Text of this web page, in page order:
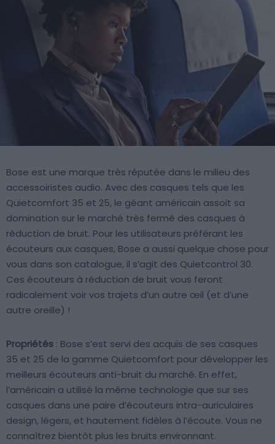
Bose est une marque très réputée dans le milieu des
accessoiristes audio. Avec des casques tels que les
Quietcomfort 35 et 25, le géant américain assoit sa
domination sur le marché très fermé des casques à
réduction de bruit. Pour les utilisateurs préférant les
écouteurs aux casques, Bose a aussi quelque chose pour
vous dans son catalogue, il s’agit des Quietcontrol 30.
Ces écouteurs à réduction de bruit vous feront
radicalement voir vos trajets d’un autre œil (et d’une
autre oreille) !
Propriétés : Bose s’est servi des acquis de ses casques
35 et 25 de la gamme Quietcomfort pour développer les
meilleurs écouteurs anti-bruit du marché. En effet,
l’américain a utilisé la même technologie que sur ses
casques dans une paire d’écouteurs intra-auriculaires
design, légers, et hautement fidèles à l’écoute. Vous ne
connaîtrez bientôt plus les bruits environnant.